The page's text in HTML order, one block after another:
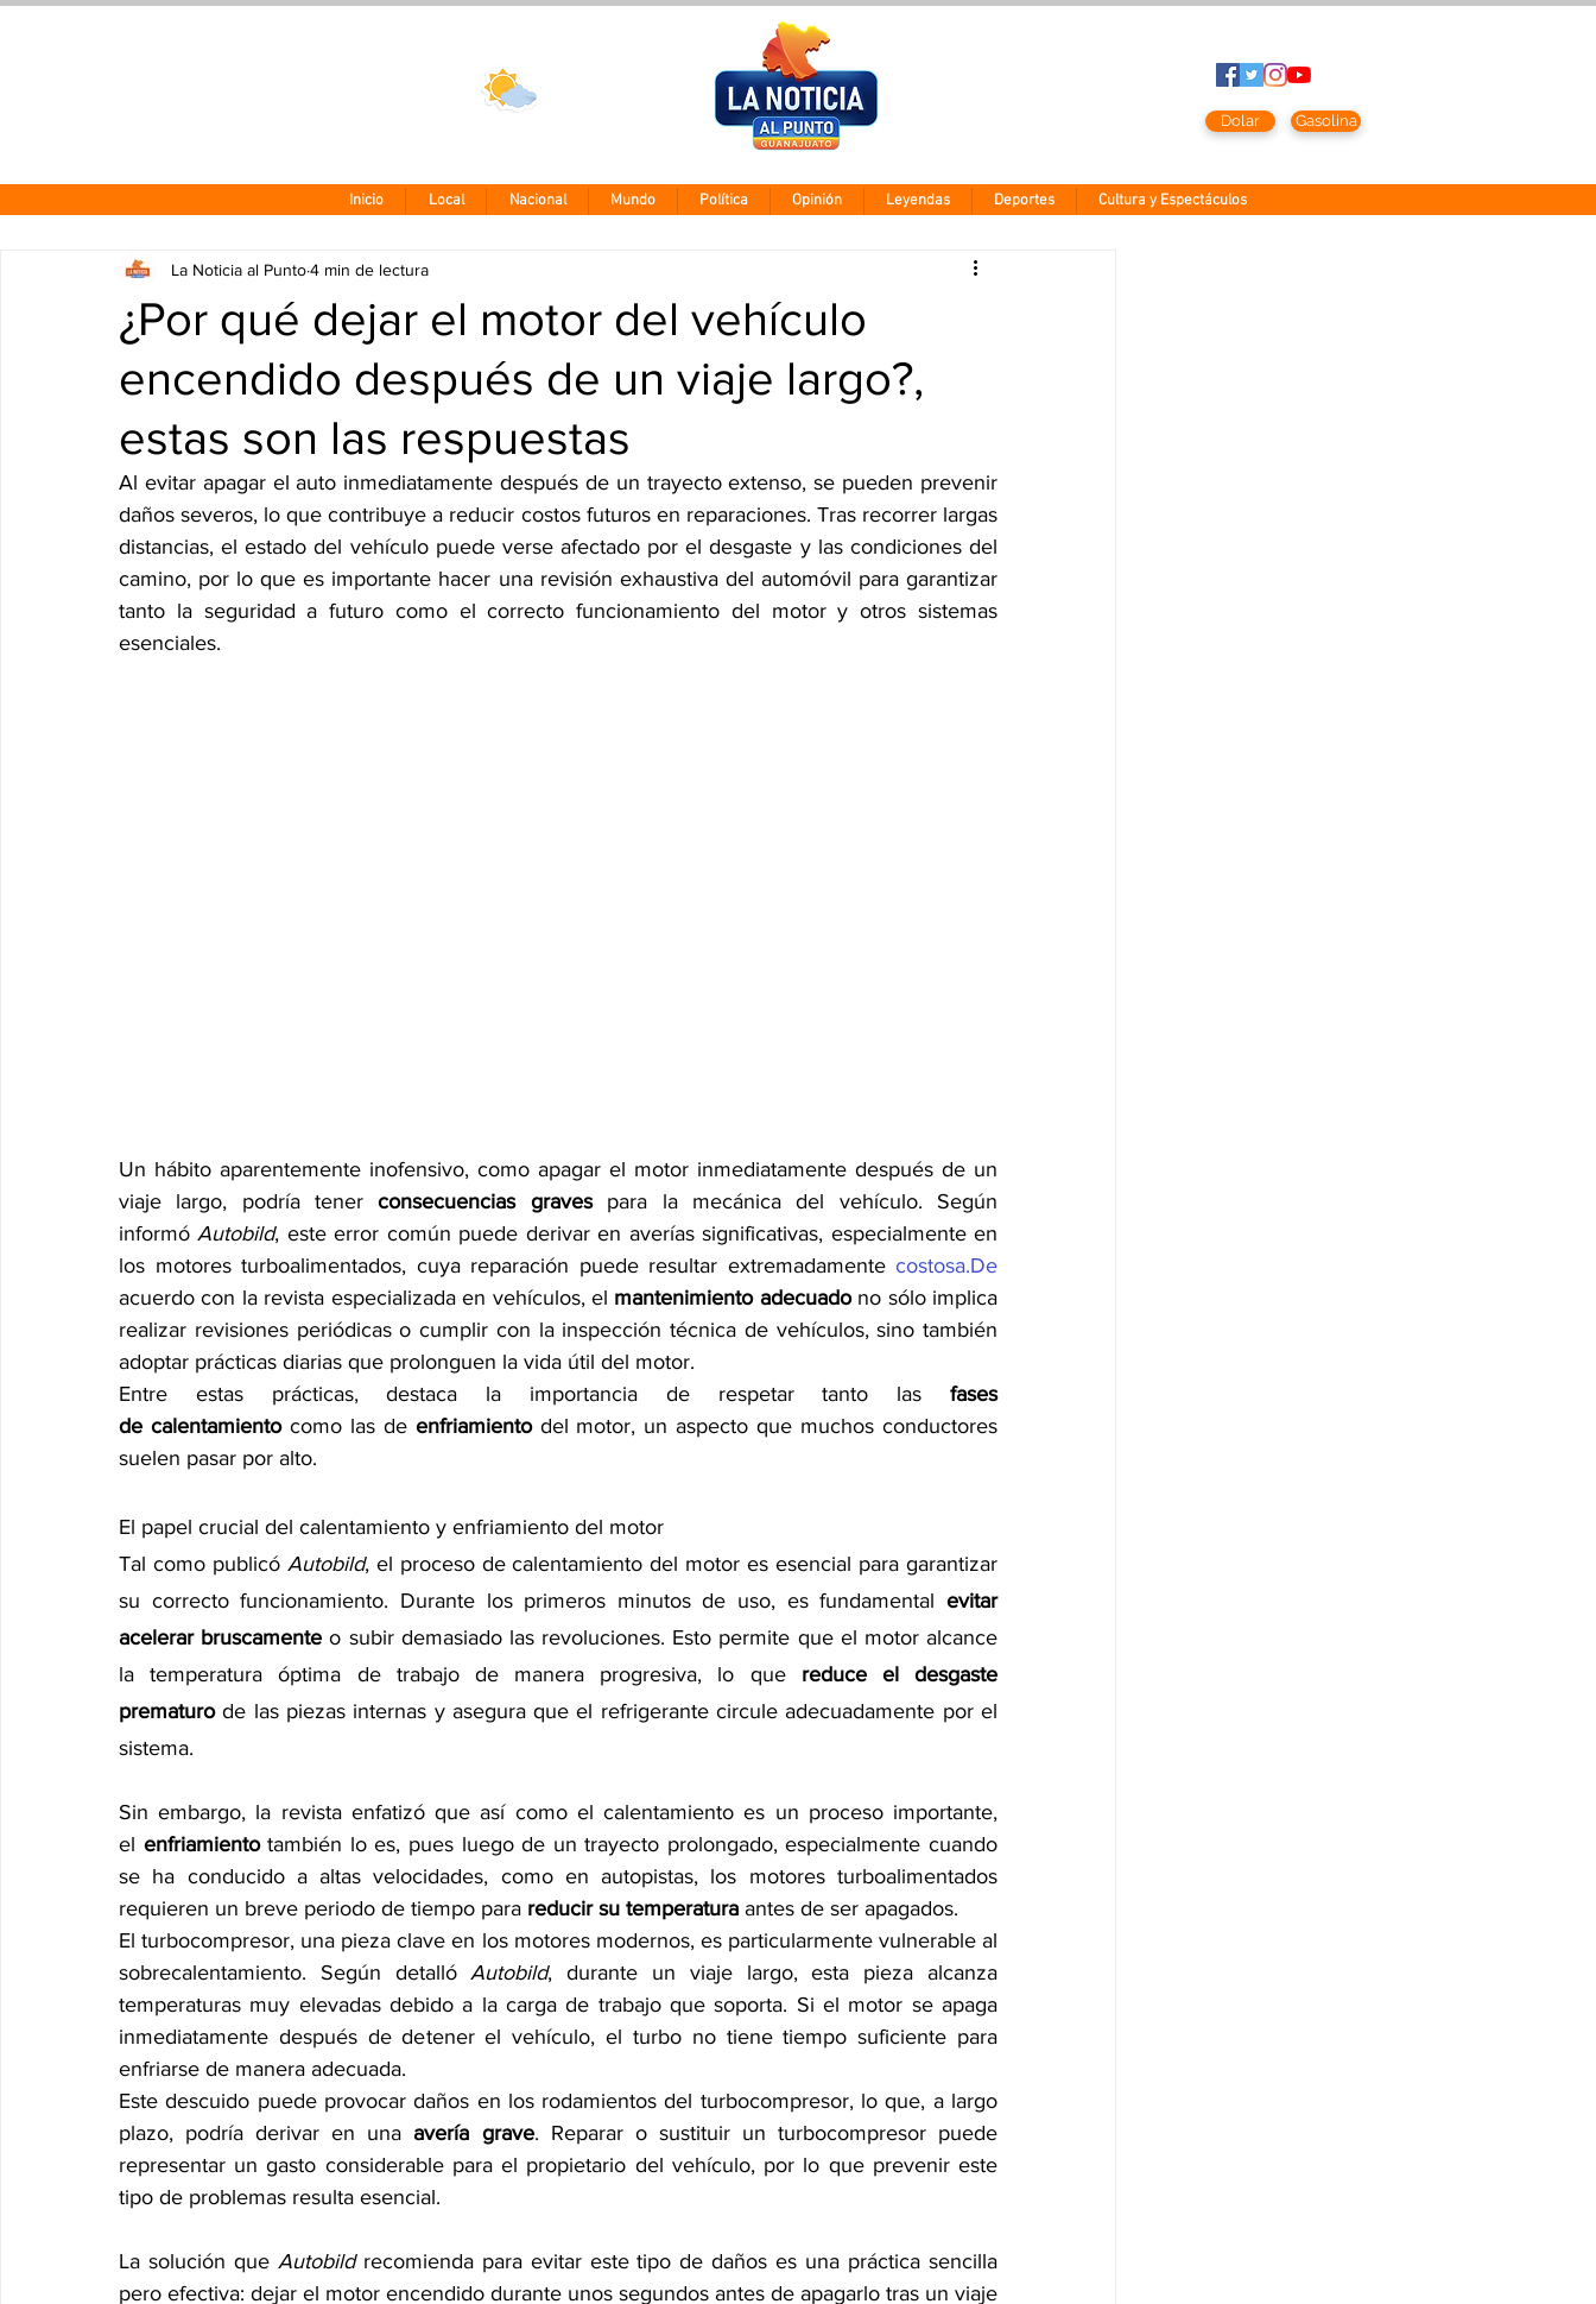
Dolar Gasolina
Inicio Local Nacional Mundo Política Opinión Leyendas Deportes Cultura y Espectáculos
¿Por qué dejar el motor del vehículo
encendido después de un viaje largo?,
estas son las respuestas
La Noticia al Punto4 min de lectura
Al evitar apagar el auto inmediatamente después de un trayecto extenso, se pueden prevenir
daños severos, lo que contribuye a reducir costos futuros en reparaciones. Tras recorrer largas
distancias, el estado del vehículo puede verse afectado por el desgaste y las condiciones del
camino, por lo que es importante hacer una revisión exhaustiva del automóvil para garantizar
tanto la seguridad a futuro como el correcto funcionamiento del motor y otros sistemas
esenciales.
Un hábito aparentemente inofensivo, como apagar el motor inmediatamente después de un
viaje largo, podría tener consecuencias graves para la mecánica del vehículo. Según
informó Autobild, este error común puede derivar en averías significativas, especialmente en
los motores turboalimentados, cuya reparación puede resultar extremadamente costosa.De
acuerdo con la revista especializada en vehículos, el mantenimiento adecuado no sólo implica
realizar revisiones periódicas o cumplir con la inspección técnica de vehículos, sino también
adoptar prácticas diarias que prolonguen la vida útil del motor.
Entre estas prácticas, destaca la importancia de respetar tanto las fases
de calentamiento como las de enfriamiento del motor, un aspecto que muchos conductores
suelen pasar por alto.
El papel crucial del calentamiento y enfriamiento del motor
Tal como publicó Autobild, el proceso de calentamiento del motor es esencial para garantizar
su correcto funcionamiento. Durante los primeros minutos de uso, es fundamental evitar
acelerar bruscamente o subir demasiado las revoluciones. Esto permite que el motor alcance
la temperatura óptima de trabajo de manera progresiva, lo que reduce el desgaste
prematuro de las piezas internas y asegura que el refrigerante circule adecuadamente por el
sistema.
Sin embargo, la revista enfatizó que así como el calentamiento es un proceso importante,
el enfriamiento también lo es, pues luego de un trayecto prolongado, especialmente cuando
se ha conducido a altas velocidades, como en autopistas, los motores turboalimentados
requieren un breve periodo de tiempo para reducir su temperatura antes de ser apagados.
El turbocompresor, una pieza clave en los motores modernos, es particularmente vulnerable al
sobrecalentamiento. Según detalló Autobild, durante un viaje largo, esta pieza alcanza
temperaturas muy elevadas debido a la carga de trabajo que soporta. Si el motor se apaga
inmediatamente después de detener el vehículo, el turbo no tiene tiempo suficiente para
enfriarse de manera adecuada.
Este descuido puede provocar daños en los rodamientos del turbocompresor, lo que, a largo
plazo, podría derivar en una avería grave. Reparar o sustituir un turbocompresor puede
representar un gasto considerable para el propietario del vehículo, por lo que prevenir este
tipo de problemas resulta esencial.
La solución que Autobild recomienda para evitar este tipo de daños es una práctica sencilla
pero efectiva: dejar el motor encendido durante unos segundos antes de apagarlo tras un viaje